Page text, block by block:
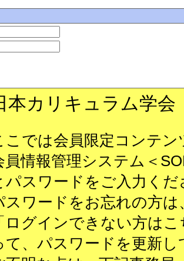
本カリキュラム学
こでは会員限定コンテ
員情報管理システム＜
パスワードをご入力くだ
スワードをお忘れの方は
ログインできない方は
て、パスワードを更新